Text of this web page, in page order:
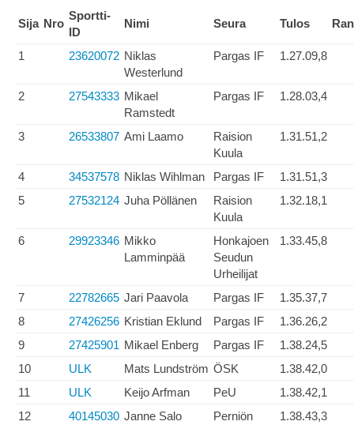
Sija Nro
Sportti-
ID
Nimi Seura Tulos
1 23620072 Niklas
Westerlund
Pargas IF 1.27.09,8
2 27543333 Mikael
Ramstedt
Pargas IF 1.28.03,4
3 26533807 Ami Laamo
Raision
Kuula
1.31.51,2
4 34537578 Niklas Wihlman Pargas IF
1.31.51,3
5
27532124 Juha Pöllänen
Raision
Kuula
1.32.18,1
6 29923346 Mikko
Lamminpää
Honkajoen
Seudun
Urheilijat
1.33.45,8
7 22782665 Jari Paavola Pargas IF
1.35.37,7
8
27426256 Kristian Eklund Pargas IF
1.36.26,2
9
27425901 Mikael Enberg Pargas IF
1.38.24,5
10
ULK Mats Lundström ÖSK
1.38.42,0
11
ULK Keijo Arfman PeU
1.38.42,1
12
40145030 Janne Salo
Perniön
1.38.43,3